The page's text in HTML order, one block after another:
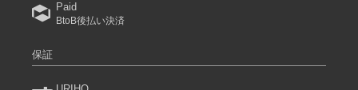
Paid
BtoB後払い決済
保証